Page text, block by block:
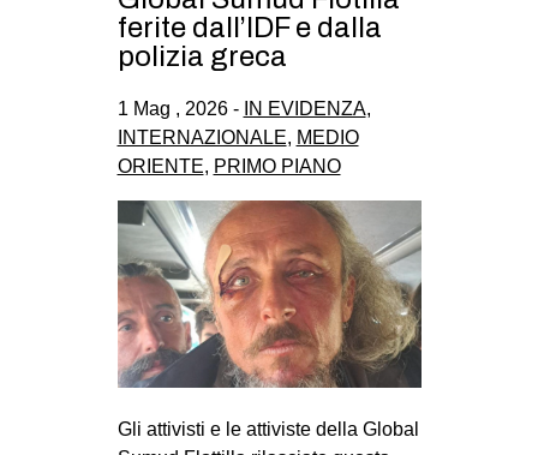
ferite dall’IDF e dalla
polizia greca
1 Mag , 2026 - IN EVIDENZA,
INTERNAZIONALE, MEDIO
ORIENTE, PRIMO PIANO
Gli attivisti e le attiviste della Global